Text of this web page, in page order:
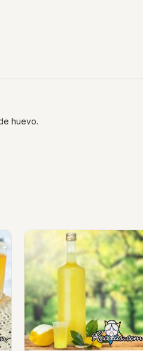
huevo.